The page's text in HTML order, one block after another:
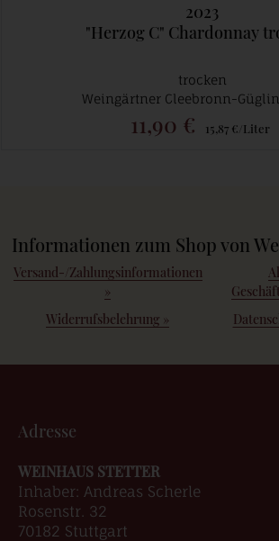
2023
"Herzog C" Chardonnay
trocken
Weingärtner Cleebronn-
11,90 € 15,87 €/Liter
Informationen zum Shop von
Versand-/Zahlungsinformationen
»
Widerrufsbelehrung »
Adresse
WEINHAUS STETTER
Inhaber: Andreas Scherle
Rosenstr. 32
70182 Stuttgart